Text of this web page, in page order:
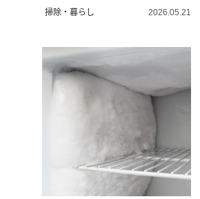
掃除・暮らし 2026.05.21